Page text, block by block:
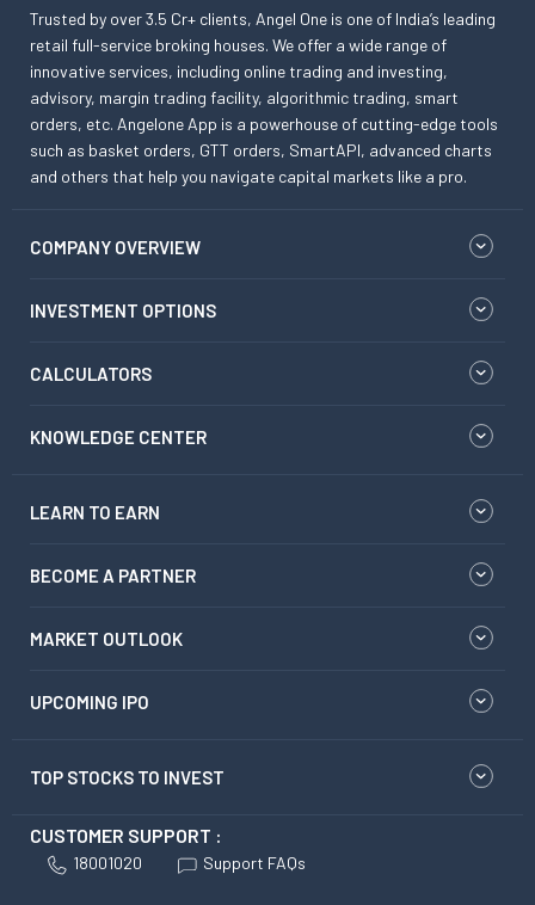
Trusted by over 3.5 Cr+ clients, Angel One is one of India’s leading
retail full-service broking houses. We offer a wide range of
innovative services, including online trading and investing,
advisory, margin trading facility, algorithmic trading, smart
orders, etc. Angelone App is a powerhouse of cutting-edge tools
such as basket orders, GTT orders, SmartAPI, advanced charts
and others that help you navigate capital markets like a pro.
COMPANY OVERVIEW
INVESTMENT OPTIONS
CALCULATORS
KNOWLEDGE CENTER
LEARN TO EARN
BECOME A PARTNER
MARKET OUTLOOK
UPCOMING IPO
TOP STOCKS TO INVEST
CUSTOMER SUPPORT :
18001020 Support FAQs